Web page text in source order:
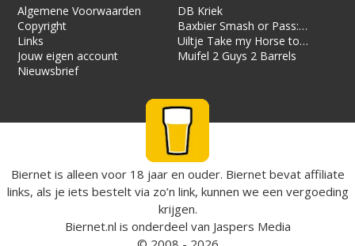
Algemene Voorwaarden
Copyright
Links
Jouw eigen account
Nieuwsbrief
DB Kriek
Baxbier Smash or Pass:
Strata
Uiltje Take my Horse to
the Hotel Room
Muifel 2 Guys 2 Barrels
Biernet is alleen voor 18 jaar en ouder. Biernet bevat affiliate
links, als je iets bestelt via zo’n link, kunnen we een vergoeding
krijgen.
Biernet.nl is onderdeel van Jaspers Media